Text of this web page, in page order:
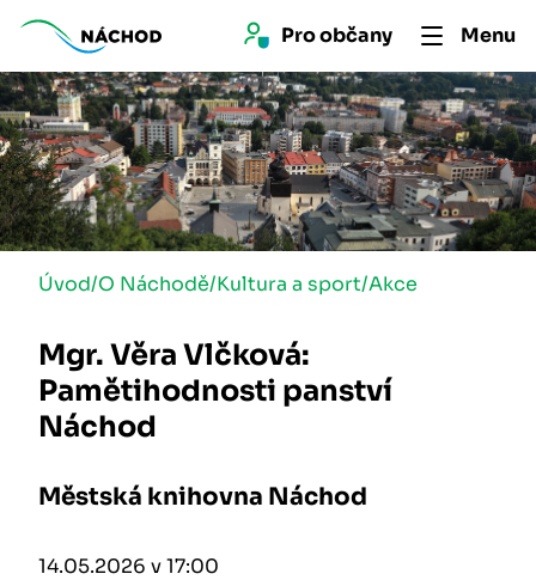
Pro občany Menu
Úvod/O Náchodě/Kultura a sport/Akce
Mgr. Věra Vlčková:
Pamětihodnosti panství
Náchod
Městská knihovna Náchod
14.05.2026 v 17:00